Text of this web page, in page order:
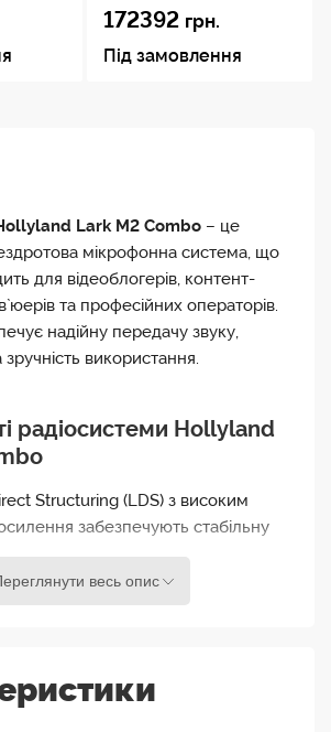
172392 грн.
Під замовлення
Lark M2 Combo – це
мікрофонна система, що
для відеоблогерів, контент-
та професійних операторів.
надійну передачу звуку,
зручність використання.
радіосистеми Hollyland
Structuring (LDS) з високим
забезпечують стабільну
метрів. Пригнічення навколишнього
тиску 115 дБ.
весь опис